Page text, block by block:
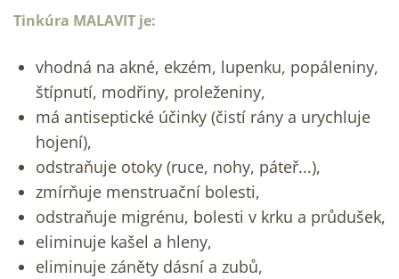
Tinkúra MALAVIT je:
vhodná na akné, ekzém, lupenku, popáleniny,
štípnutí, modřiny, proleženiny,
má antiseptické účinky (čistí rány a urychluje
hojení),
odstraňuje otoky (ruce, nohy, páteř...),
zmírňuje menstruační bolesti,
odstraňuje migrénu, bolesti v krku a průdušek,
eliminuje kašel a hleny,
eliminuje záněty dásní a zubů,